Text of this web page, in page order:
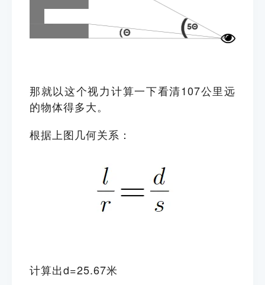
那就以这个视力计算一下看清107公里远
的物体得多大。
根据上图几何关系：
计算出d=25.67米